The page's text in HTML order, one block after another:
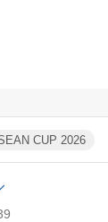
CUP 2026